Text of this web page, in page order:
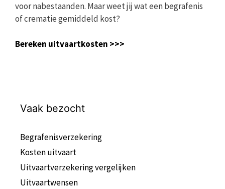
voor nabestaanden. Maar weet jij wat een begrafenis
of crematie gemiddeld kost?
Bereken uitvaartkosten >>>
Vaak bezocht
Begrafenisverzekering
Kosten uitvaart
Uitvaartverzekering vergelijken
Uitvaartwensen